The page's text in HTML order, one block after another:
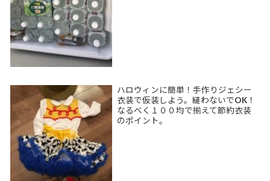
ハロウィンに簡単！手作りジェシー
衣装で仮装しよう。縫わないでOK！
なるべく１００均で揃えて節約衣装
のポイント。